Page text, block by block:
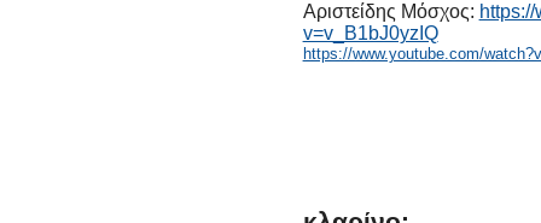
Αριστείδης Μόσχος:
v=v_B1bJ0yzIQ
https://www.youtube.com/